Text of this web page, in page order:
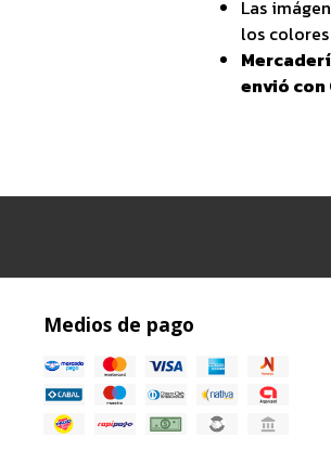
Las
los
envió
Medios de pago